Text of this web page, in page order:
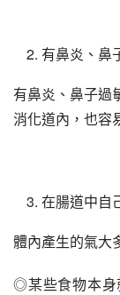
有鼻炎、鼻
有鼻炎、鼻子過
消化道內，也容
在腸道中自
體內產生的氣大
◎某些食物本身